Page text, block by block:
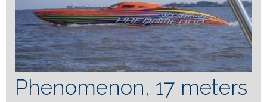
Phenomenon, 17 meters